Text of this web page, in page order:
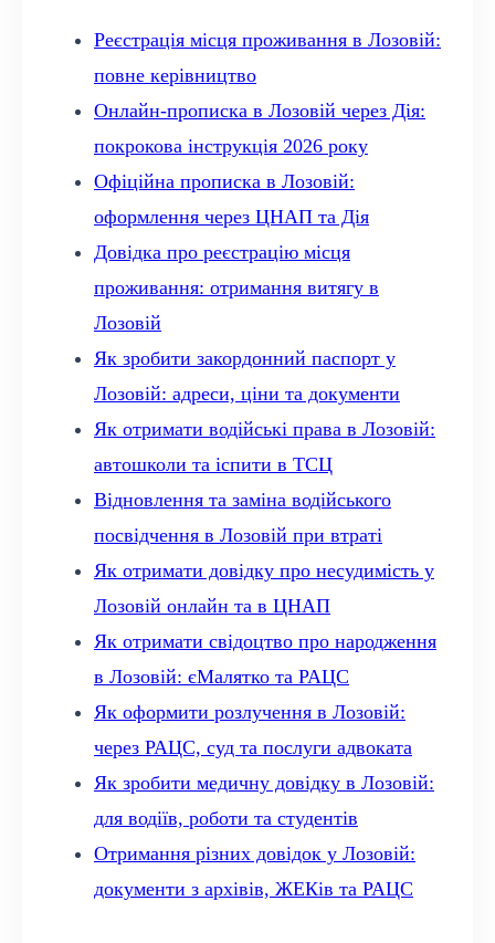
Реєстрація місця проживання в Лозовій:
повне керівництво
Онлайн-прописка в Лозовій через Дія:
покрокова інструкція 2026 року
Офіційна прописка в Лозовій:
оформлення через ЦНАП та Дія
Довідка про реєстрацію місця
проживання: отримання витягу в
Лозовій
Як зробити закордонний паспорт у
Лозовій: адреси, ціни та документи
Як отримати водійські права в Лозовій:
автошколи та іспити в ТСЦ
Відновлення та заміна водійського
посвідчення в Лозовій при втраті
Як отримати довідку про несудимість у
Лозовій онлайн та в ЦНАП
Як отримати свідоцтво про народження
в Лозовій: єМалятко та РАЦС
Як оформити розлучення в Лозовій:
через РАЦС, суд та послуги адвоката
Як зробити медичну довідку в Лозовій:
для водіїв, роботи та студентів
Отримання різних довідок у Лозовій:
документи з архівів, ЖЕКів та РАЦС